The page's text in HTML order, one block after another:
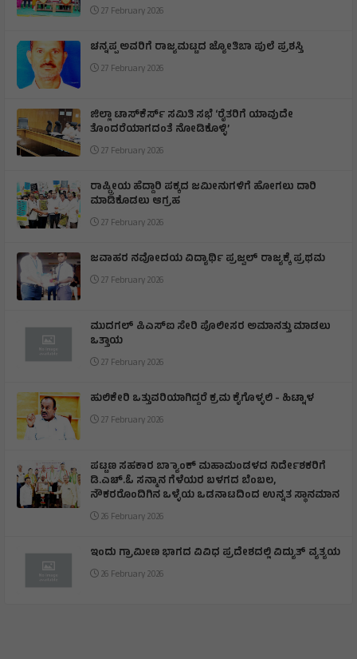
27 February 2026
ಚನ್ನಪ್ಪ ಅವರಿಗೆ ರಾಜ್ಯಮಟ್ಟದ ಜ್ಯೋತಿಬಾ ಪುಲೆ ಪ್ರಶಸ್ತಿ
27 February 2026
ಜಿಲ್ಲಾ ಟಾಸ್‌‌ಕೆರ್ಸ್ ಸಮಿತಿ ಸಭೆ ‘ರೈತರಿಗೆ ಯಾವುದೇ
ತೊಂದರೆಯಾಗದಂತೆ ನೋಡಿಕೊಳ್ಳಿ’
27 February 2026
ರಾಷ್ಟ್ರೀಯ ಹೆದ್ದಾರಿ ಪಕ್ಕದ ಜಮೀನುಗಳಿಗೆ ಹೋಗಲು ದಾರಿ
ಮಾಡಿಕೊಡಲು ಆಗ್ರಹ
27 February 2026
ಜವಾಹರ ನವೋದಯ ವಿದ್ಯಾರ್ಥಿ ಪ್ರಜ್ವಲ್ ರಾಜ್ಯಕ್ಕೆ ಪ್ರಥಮ
27 February 2026
ಮುದಗಲ್ ಪಿಎಸ್‌ಐ ಸೇರಿ ಪೊಲೀಸರ ಅಮಾನತ್ತು ಮಾಡಲು
ಒತ್ತಾಯ
27 February 2026
ಹುಲಿಕೇರಿ ಒತ್ತುವರಿಯಾಗಿದ್ದರೆ ಕ್ರಮ ಕೈಗೊಳ್ಳಲಿ - ಹಿಟ್ನಾಳ
27 February 2026
ಪಟ್ಟಣ ಸಹಕಾರ ಬ್ಯಾಾಂಕ್ ಮಹಾಮಂಡಳದ ನಿರ್ದೇಶಕರಿಗೆ
ಡಿ.ಎಚ್.ಓ ಸನ್ಮಾನ ಗೆಳೆಯರ ಬಳಗದ ಬೆಂಬಲ,
ನೌಕರರೊಂದಿಗಿನ ಒಳ್ಳೆಯ ಒಡನಾಟದಿಂದ ಉನ್ನತ ಸ್ಥಾನಮಾನ
26 February 2026
ಇಂದು ಗ್ರಾಮೀಣ ಭಾಗದ ವಿವಿಧ ಪ್ರದೇಶದಲ್ಲಿ ವಿದ್ಯುತ್ ವ್ಯತ್ಯಯ
26 February 2026